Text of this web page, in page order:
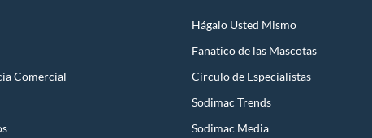
Comercial
Hágalo Usted Mismo
Fanatico de las Mascotas
Círculo de Especialístas
Sodimac Trends
Sodimac Media